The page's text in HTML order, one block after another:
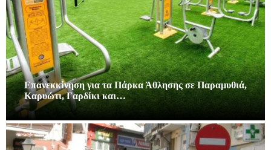
Επανεκκίνηση για τα Πάρκα Άθλησης σε Παραμυθιά,
Καρυώτι, Γαρδίκι και…